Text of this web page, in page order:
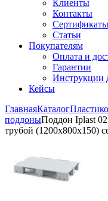
Клиенты
Контакты
Сертификаты
Статьи
Покупателям
Оплата и
Гарантии
Инструкции
Кейсы
ГлавнаяКаталог
поддоныПоддон Iplast
трубой (1200х800х150)